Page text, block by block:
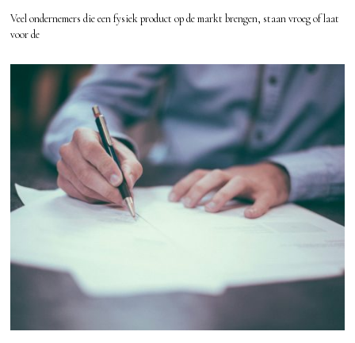
Veel ondernemers die een fysiek product op de markt brengen, staan vroeg of laat
voor de